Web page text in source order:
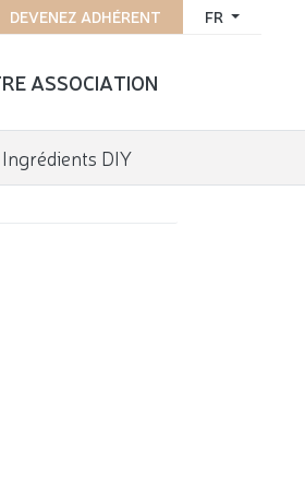
FR
DEVENEZ ADHÉRENT
ASSOCIATION
Ingrédients DIY